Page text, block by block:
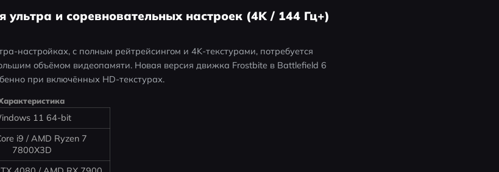
ультра и соревновательных настроек (4K / 144 Гц+)
настройках, с полным рейтрейсингом и 4K-текстурами, потребуется
объёмом видеопамяти. Новая версия движка Frostbite в Battlefield 6
при включённых HD-текстурах.
11 64-bit
i9 / AMD Ryzen 7
7800X3D